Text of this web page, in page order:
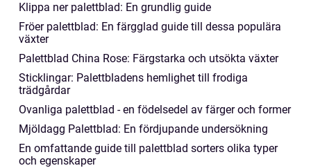
Klippa ner palettblad: En grundlig guide
Fröer palettblad: En färgglad guide till dessa populära
växter
Palettblad China Rose: Färgstarka och utsökta växter
Sticklingar: Palettbladens hemlighet till frodiga
trädgårdar
Ovanliga palettblad - en födelsedel av färger och former
Mjöldagg Palettblad: En fördjupande undersökning
En omfattande guide till palettblad sorters olika typer
och egenskaper